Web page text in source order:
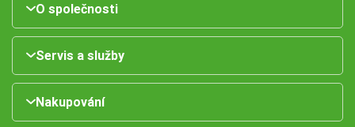
O společnosti
Servis a služby
Nakupování